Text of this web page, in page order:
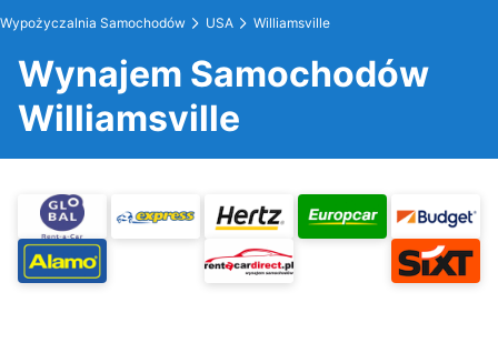
Wypożyczalnia Samochodów USA Williamsville
Wynajem Samochodów
Williamsville